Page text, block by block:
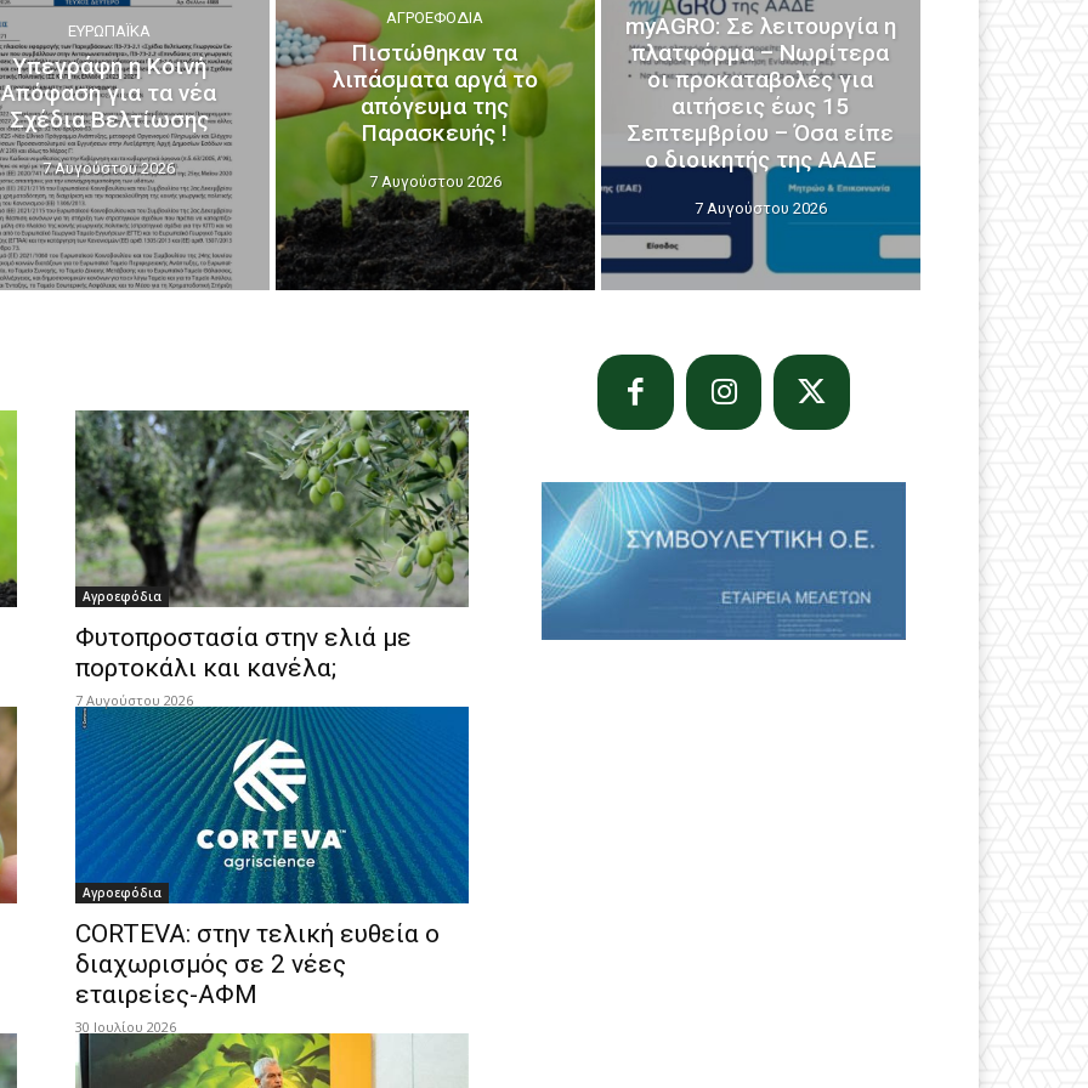
ΕΥΡΩΠΑΪΚΆ
Υπεγράφη η Κοινή
Απόφαση για τα νέα
Σχέδια Βελτίωσης
7 Αυγούστου 2026
ΑΓΡΟΕΦΌΔΙΑ
Πιστώθηκαν τα
λιπάσματα αργά το
απόγευμα της
Παρασκευής !
7 Αυγούστου 2026
myAGRO: Σε λειτουργία η
πλατφόρμα – Νωρίτερα
οι προκαταβολές για
αιτήσεις έως 15
Σεπτεμβρίου – Όσα είπε
ο διοικητής της ΑΑΔΕ
7 Αυγούστου 2026
Αγροεφόδια
Φυτοπροστασία στην ελιά με
πορτοκάλι και κανέλα;
7 Αυγούστου 2026
Αγροεφόδια
CORTEVA: στην τελική ευθεία ο
διαχωρισμός σε 2 νέες
εταιρείες-ΑΦΜ
30 Ιουλίου 2026